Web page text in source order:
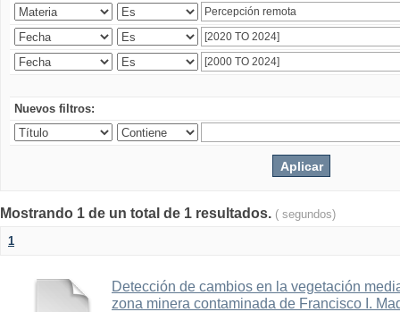
Nuevos filtros:
Mostrando 1 de un total de 1 resultados. ( segundos)
1
Detección de cambios en la vegetación
zona minera contaminada de Francisco I.